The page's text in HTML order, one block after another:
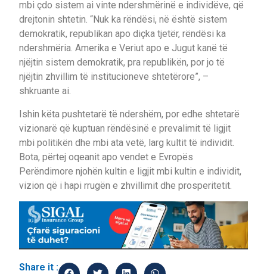
mbi çdo sistem ai vinte ndershmërinë e individëve, që
drejtonin shtetin. “Nuk ka rëndësi, në është sistem
demokratik, republikan apo diçka tjetër, rëndësi ka
ndershmëria. Amerika e Veriut apo e Jugut kanë të
njëjtin sistem demokratik, pra republikën, por jo të
njëjtin zhvillim të institucioneve shtetërore”, –
shkruante ai.
Ishin këta pushtetarë të ndershëm, por edhe shtetarë
vizionarë që kuptuan rëndësinë e prevalimit të ligjit
mbi politikën dhe mbi ata vetë, larg kultit të individit.
Bota, përtej oqeanit apo vendet e Evropës
Perëndimore njohën kultin e ligjit mbi kultin e individit,
vizion që i hapi rrugën e zhvillimit dhe prosperitetit.
Share it :